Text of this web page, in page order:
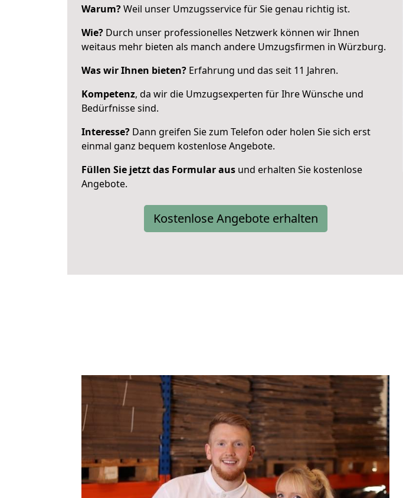
Warum?Weil unser Umzugsservice für Sie genau richtig ist.
Wie? Durch unser professionelles Netzwerk können wir Ihnen
weitaus mehr bieten als manch andere Umzugsfirmen in Würzburg.
Was wir Ihnen bieten? Erfahrung und das seit 11 Jahren.
Kompetenz, da wir die Umzugsexperten für Ihre Wünsche und
Bedürfnisse sind.
Interesse? Dann greifen Sie zum Telefon oder holen Sie sich erst
einmal ganz bequem kostenlose Angebote.
Füllen Sie jetzt das Formular aus und erhalten Sie kostenlose
Angebote.
Kostenlose Angebote erhalten